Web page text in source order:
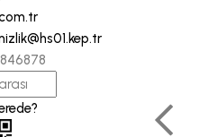
Ersağ' a
enerjiyle